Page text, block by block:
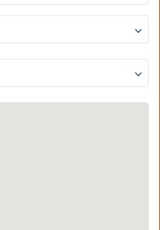
keyboard_arrow_down
keyboard_arrow_down